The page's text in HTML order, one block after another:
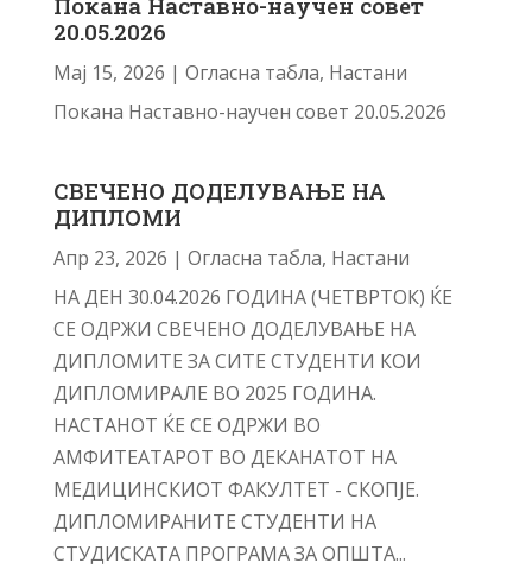
20.05.2026
Мај 15, 2026 | Огласна табла, Настани
Покана Наставно-научен совет 20.05.2026
СВЕЧЕНО ДОДЕЛУВАЊЕ НА
ДИПЛОМИ
Апр 23, 2026 | Огласна табла, Настани
НА ДЕН 30.04.2026 ГОДИНА (ЧЕТВРТОК) ЌЕ
СЕ ОДРЖИ СВЕЧЕНО ДОДЕЛУВАЊЕ НА
ДИПЛОМИТЕ ЗА СИТЕ СТУДЕНТИ КОИ
ДИПЛОМИРАЛЕ ВО 2025 ГОДИНА.
НАСТАНОТ ЌЕ СЕ ОДРЖИ ВО
АМФИТЕАТАРОТ ВО ДЕКАНАТОТ НА
МЕДИЦИНСКИОТ ФАКУЛТЕТ - СКОПЈЕ.
ДИПЛОМИРАНИТЕ СТУДЕНТИ НА
СТУДИСКАТА ПРОГРАМА ЗА ОПШТА...